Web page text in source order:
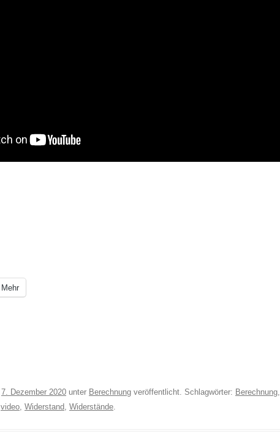
Mehr
7. Dezember 2020 unter Berechnung veröffentlicht. Schlagwörter: Berechnung,
video, Widerstand, Widerstände.